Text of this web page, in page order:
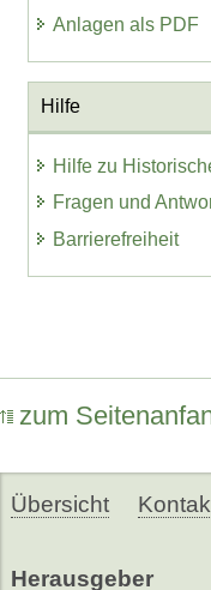
Anlagen als PDF
Hilfe
Hilfe zu
Fragen und
Barrierefreiheit
zum
Übersicht
Herausgeber